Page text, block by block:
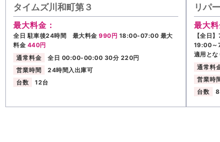
タイムズ川和町第３
最大料金：
全日 駐車後24時間 最大料金990円 18:00-07:00 最大
料金 440円
通常料金
全日 00:00-00:00 30分 220円
営業時間
24時間入出庫可
台数
12台
リパ
最大
【全日
19:00～
適用と
通常料
営業時
台数